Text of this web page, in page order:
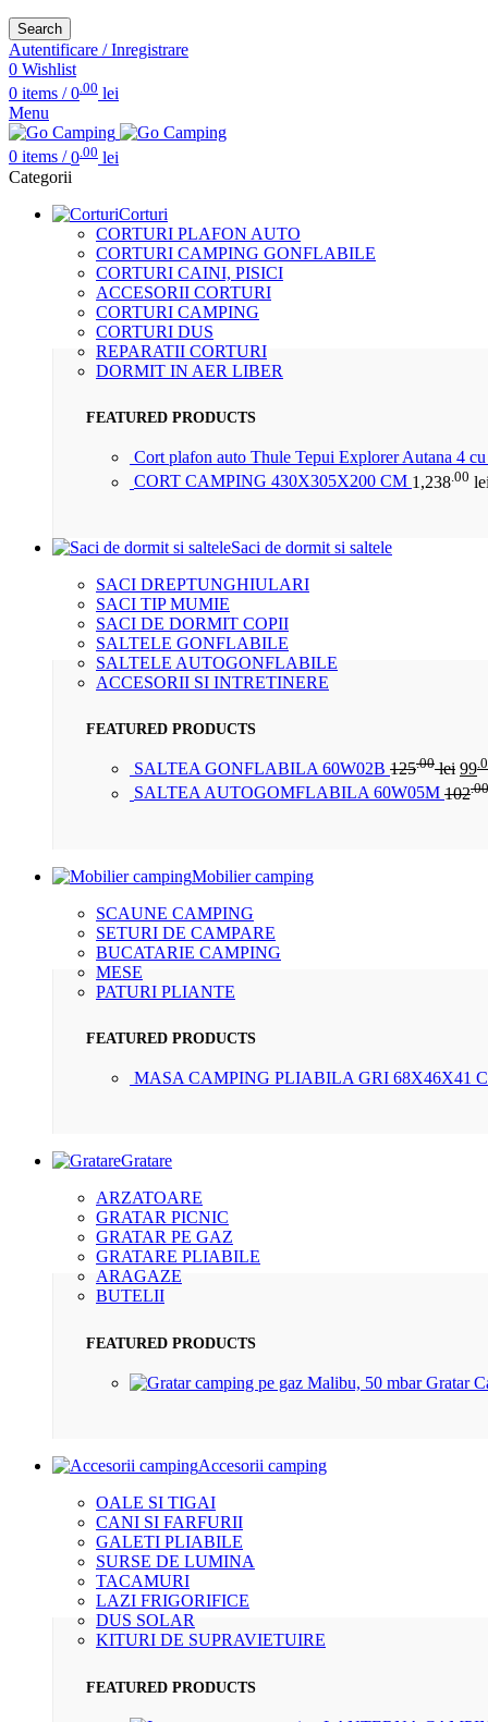
Search
Autentificare / Inregistrare
0 Wishlist
0 items / 0.00 lei
Menu
0 items / 0 .00 lei
Categorii
Corturi
CORTURI PLAFON AUTO
CORTURI CAMPING GONFLABILE
CORTURI CAINI, PISICI
ACCESORII CORTURI
CORTURI CAMPING
CORTURI DUS
REPARATII CORTURI
DORMIT IN AER LIBER
FEATURED PRODUCTS
Cort plafon auto Thule Tepui Explorer Autana 4
CORT CAMPING 430X305X200 CM 1,238 .00
Saci de dormit si saltele
SACI DREPTUNGHIULARI
SACI TIP MUMIE
SACI DE DORMIT COPII
SALTELE GONFLABILE
SALTELE AUTOGONFLABILE
ACCESORII SI INTRETINERE
FEATURED PRODUCTS
SALTEA GONFLABILA 60W02B 125.00 lei 99
SALTEA AUTOGOMFLABILA 60W05M 102.00
Mobilier camping
SCAUNE CAMPING
SETURI DE CAMPARE
BUCATARIE CAMPING
MESE
PATURI PLIANTE
FEATURED PRODUCTS
MASA CAMPING PLIABILA GRI 68X46X41
Gratare
ARZATOARE
GRATAR PICNIC
GRATAR PE GAZ
GRATARE PLIABILE
ARAGAZE
BUTELII
FEATURED PRODUCTS
Gratar
Accesorii camping
OALE SI TIGAI
CANI SI FARFURII
GALETI PLIABILE
SURSE DE LUMINA
TACAMURI
LAZI FRIGORIFICE
DUS SOLAR
KITURI DE SUPRAVIETUIRE
FEATURED PRODUCTS